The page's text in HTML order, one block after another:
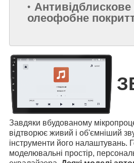
Антивідблискове
олеофобне
Завдяки вбудованому
відтворює живий і об'ємніший
інструменти його налаштувань.
моделювальні простір,